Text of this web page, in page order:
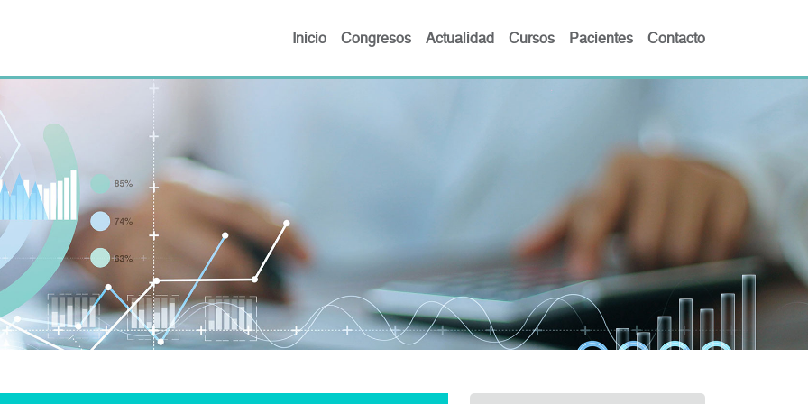
Inicio Congresos Actualidad Cursos Pacientes Contacto